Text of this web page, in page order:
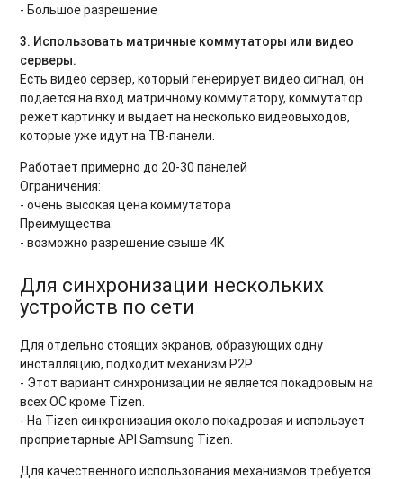
- Большое разрешение
3. Использовать матричные коммутаторы или видео
серверы.
Есть видео сервер, который генерирует видео сигнал, он
подается на вход матричному коммутатору, коммутатор
режет картинку и выдает на несколько видеовыходов,
которые уже идут на ТВ-панели.
Работает примерно до 20-30 панелей
Ограничения:
- очень высокая цена коммутатора
Преимущества:
- возможно разрешение свыше 4К
Для синхронизации нескольких
устройств по сети
Для отдельно стоящих экранов, образующих одну
инсталляцию, подходит механизм P2P.
- Этот вариант синхронизации не является покадровым на
всех ОС кроме Tizen.
- На Tizen синхронизация около покадровая и использует
проприетарные API Samsung Tizen.
Для качественного использования механизмов требуется: